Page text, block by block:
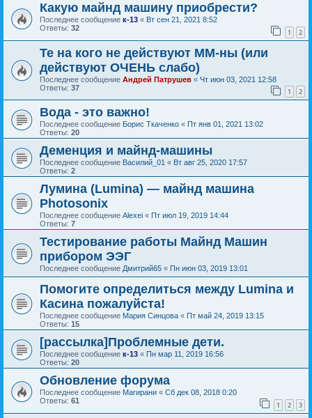
Какую майнд машину приобрести?
Последнее сообщение к-13 « Вт сен 21, 2021 8:52
Ответы: 32 1 2
Те на кого не действуют ММ-ны (или
действуют ОЧЕНЬ слабо)
Последнее сообщение Андрей Патрушев « Чт июн 03, 2021 12:58
Ответы: 37 1 2
Вода - это важно!
Последнее сообщение Борис Ткаченко « Пт янв 01, 2021 13:02
Ответы: 20
Деменция и майнд-машины
Последнее сообщение Василий_01 « Вт авг 25, 2020 17:57
Ответы: 2
Лумина (Lumina) — майнд машина
Photosonix
Последнее сообщение Alexei « Пт июл 19, 2019 14:44
Ответы: 7
Тестирование работы Майнд Машин
прибором ЭЭГ
Последнее сообщение Дмитрий65 « Пн июн 03, 2019 13:01
Помогите определиться между Lumina и
Касина пожалуйста!
Последнее сообщение Мария Синцова « Пт май 24, 2019 13:15
Ответы: 15
[рассылка]Проблемные дети.
Последнее сообщение к-13 « Пн мар 11, 2019 16:56
Ответы: 20
Обновление форума
Последнее сообщение Магирани « Сб дек 08, 2018 0:20
Ответы: 61 1 2 3